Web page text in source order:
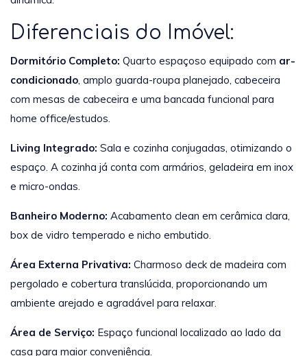
Diferenciais do Imóvel:
Dormitório Completo: Quarto espaçoso equipado com ar-
condicionado, amplo guarda-roupa planejado, cabeceira
com mesas de cabeceira e uma bancada funcional para
home office/estudos.
Living Integrado: Sala e cozinha conjugadas, otimizando o
espaço. A cozinha já conta com armários, geladeira em inox
e micro-ondas.
Banheiro Moderno: Acabamento clean em cerâmica clara,
box de vidro temperado e nicho embutido.
Área Externa Privativa: Charmoso deck de madeira com
pergolado e cobertura translúcida, proporcionando um
ambiente arejado e agradável para relaxar.
Área de Serviço: Espaço funcional localizado ao lado da
casa para maior conveniência.